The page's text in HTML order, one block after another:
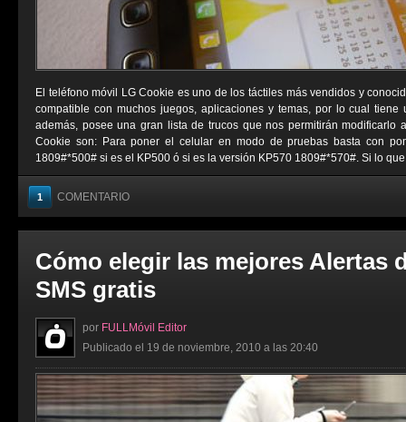
El teléfono móvil LG Cookie es uno de los táctiles más vendidos y
compatible con muchos juegos, aplicaciones y temas, por lo cual
además, posee una gran lista de trucos que nos permitirán modificarlo
Cookie son: Para poner el celular en modo de pruebas basta con
1809#*500# si es el KP500 ó si es la versión KP570 1809#*570#. Si lo que
1 COMENTARIO
Cómo elegir las mejores Alertas
SMS gratis
por FULLMóvil Editor
Publicado el 19 de noviembre, 2010 a las 20:40